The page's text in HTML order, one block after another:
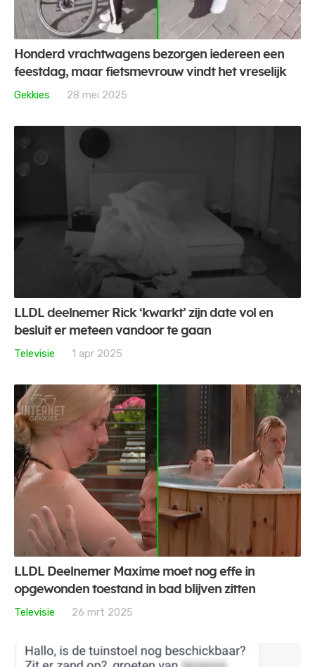
Honderd vrachtwagens bezorgen iedereen een
feestdag, maar fietsmevrouw vindt het vreselijk
Gekkies
28 mei 2025
LLDL deelnemer Rick ‘kwarkt’ zijn date vol en
besluit er meteen vandoor te gaan
Televisie
1 apr 2025
LLDL Deelnemer Maxime moet nog effe in
opgewonden toestand in bad blijven zitten
Televisie
26 mrt 2025